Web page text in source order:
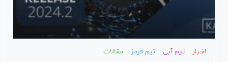
تیم قرمز مقالات